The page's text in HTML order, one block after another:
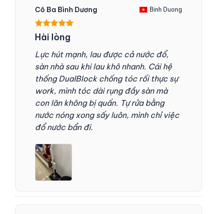
Cô Ba Bình Dương Binh Duong
Được xếp
hạng55
sao
Hài lòng
Lực hút mạnh, lau được cả nước đổ,
sàn nhà sau khi lau khô nhanh. Cái hệ
thống DualBlock chống tóc rối thực sự
work, mình tóc dài rụng đầy sàn mà
con lăn không bị quấn. Tự rửa bằng
nước nóng xong sấy luôn, mình chỉ việc
đổ nước bẩn đi.